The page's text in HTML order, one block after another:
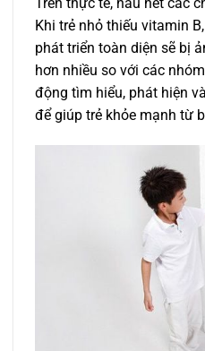
Khi trẻ nhỏ thiếu vitamin
phát triển toàn diện sẽ bị
hơn nhiều so với các
động tìm hiểu, phát hiện
để giúp trẻ khỏe mạnh từ